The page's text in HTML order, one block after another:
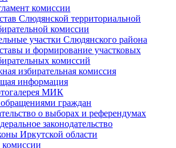
комиссии
Слюдянской территориальной
комиссии
участки Слюдянского района
и формирование участковых
комиссий
избирательная комиссия
информация
МИК
обращениями граждан
о выборах и референдумах
законодательство
Иркутской области